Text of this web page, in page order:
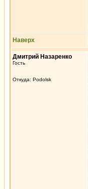
Наверх
Дмитрий Назаренко
Гость
Откуда: Podolsk